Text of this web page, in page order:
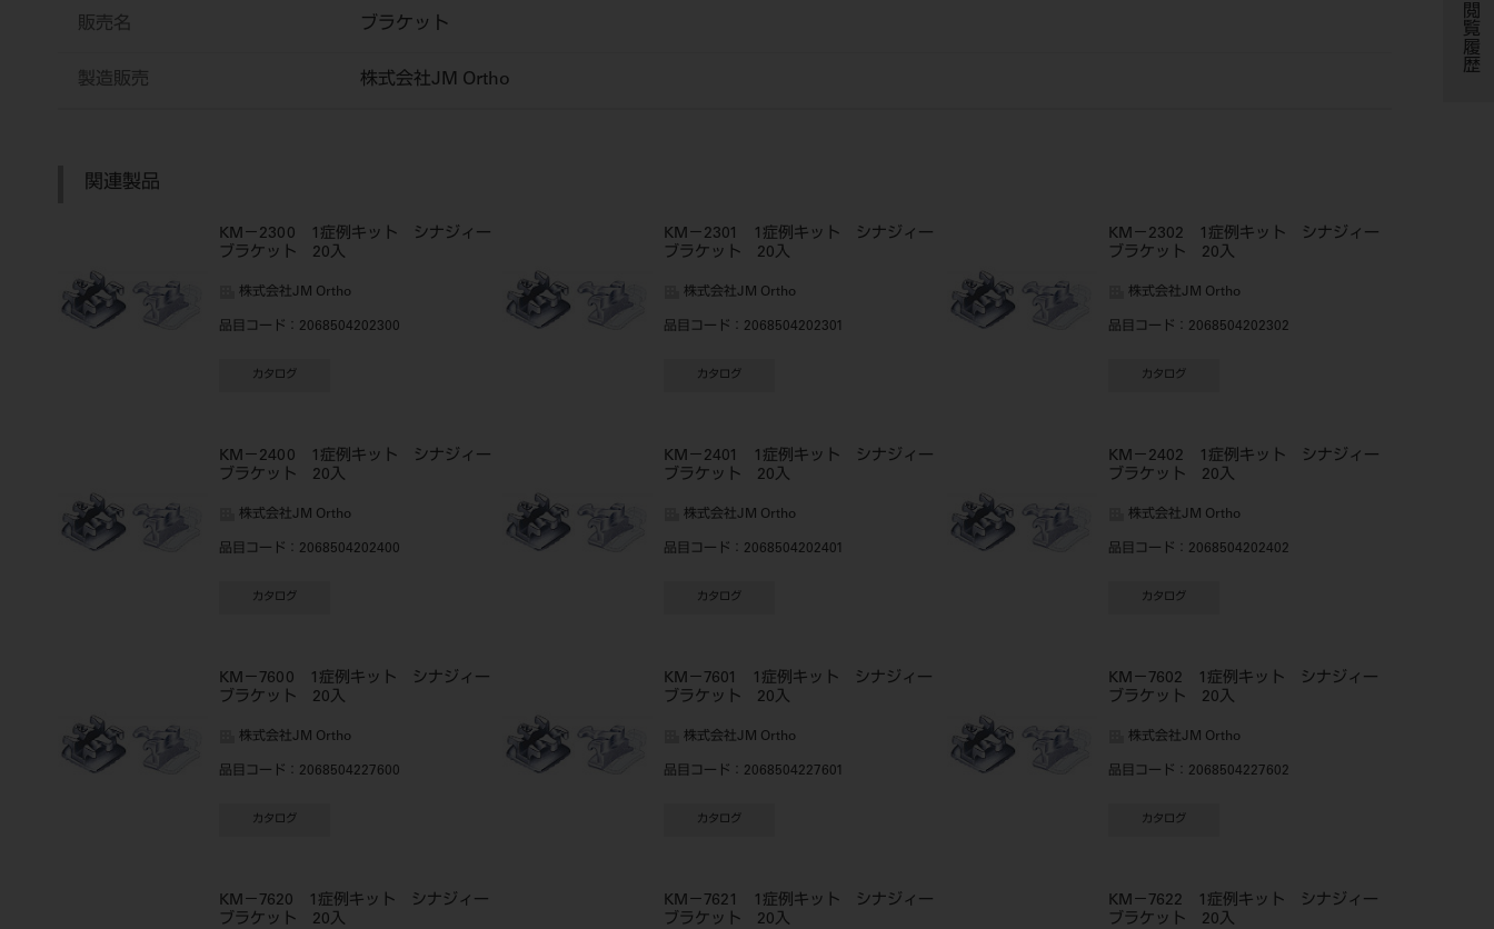
販売名 ブラケット
製造販売 株式会社JM Ortho
関連製品
KM－2300 1症例キット シナジィー
ブラケット 20入
株式会社JM Ortho
品目コード ：2068504202300
カタログ
KM－2301 1症例キット シナジィー
ブラケット 20入
株式会社JM Ortho
品目コード ：2068504202301
カタログ
KM－2302 1症例キット シナジィー
ブラケット 20入
株式会社JM Ortho
品目コード ：2068504202302
カタログ
KM－2400 1症例キット シナジィー
ブラケット 20入
株式会社JM Ortho
品目コード ：2068504202400
カタログ
KM－2401 1症例キット シナジィー
ブラケット 20入
株式会社JM Ortho
品目コード ：2068504202401
カタログ
KM－2402 1症例キット シナジィー
ブラケット 20入
株式会社JM Ortho
品目コード ：2068504202402
カタログ
KM－7600 1症例キット シナジィー
ブラケット 20入
株式会社JM Ortho
品目コード ：2068504227600
カタログ
KM－7601 1症例キット シナジィー
ブラケット 20入
株式会社JM Ortho
品目コード ：2068504227601
カタログ
KM－7602 1症例キット シナジィー
ブラケット 20入
株式会社JM Ortho
品目コード ：2068504227602
カタログ
KM－7620 1症例キット シナジィー
ブラケット 20入
KM－7621 1症例キット シナジィー
ブラケット 20入
KM－7622 1症例キット シナジィー
ブラケット 20入
閲覧履歴